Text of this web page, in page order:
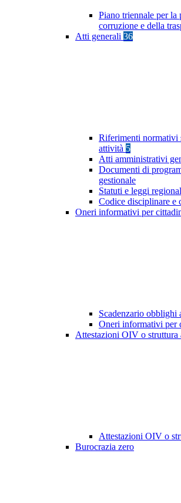
Piano triennale per la
corruzione e della
Atti generali 36
Riferimenti normativi
attività 5
Atti amministrativi
Documenti di
gestionale
Statuti e leggi
Codice disciplinare e
Oneri informativi per
Scadenzario obblighi
Oneri informativi per
Attestazioni OIV o struttura
Attestazioni OIV o
Burocrazia zero